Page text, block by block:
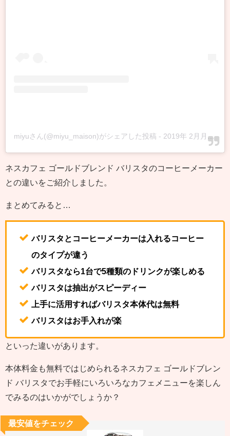
miyuさん(@miyu_maison)がシェアした投稿 - 2019年 2月月21日午後4時35分PST
ネスカフェ ゴールドブレンド バリスタのコーヒーメーカー
との違いをご紹介しました。
まとめてみると…
バリスタとコーヒーメーカーは入れるコーヒー
のタイプが違う
バリスタなら1台で5種類のドリンクが楽しめる
バリスタは抽出がスピーディー
上手に活用すればバリスタ本体代は無料
バリスタはお手入れが楽
といった違いがあります。
本体料金も無料ではじめられるネスカフェ ゴールドブレン
ド バリスタでお手軽にいろいろなカフェメニューを楽しん
でみるのはいかがでしょうか？
最安値をチェック